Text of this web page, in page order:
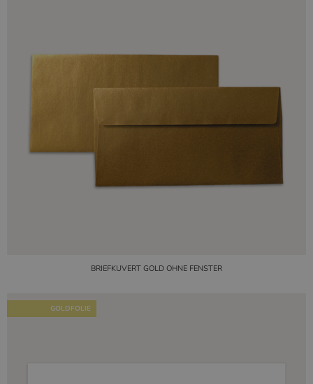
BRIEFKUVERT GOLD OHNE FENSTER
GOLDFOLIE